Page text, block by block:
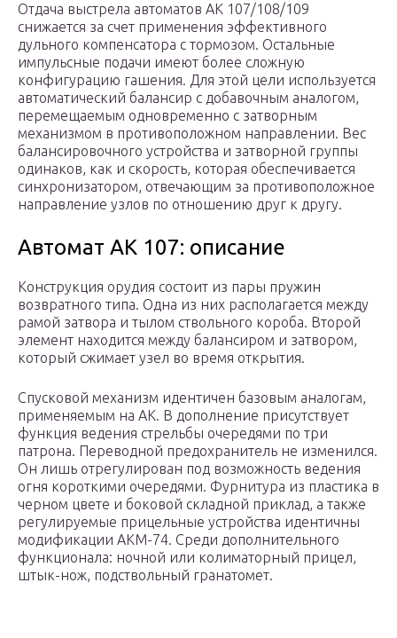
Отдача выстрела автоматов АК 107/108/109
снижается за счет применения эффективного
дульного компенсатора с тормозом. Остальные
импульсные подачи имеют более сложную
конфигурацию гашения. Для этой цели используется
автоматический балансир с добавочным аналогом,
перемещаемым одновременно с затворным
механизмом в противоположном направлении. Вес
балансировочного устройства и затворной группы
одинаков, как и скорость, которая обеспечивается
синхронизатором, отвечающим за противоположное
направление узлов по отношению друг к другу.
Автомат АК 107: описание
Конструкция орудия состоит из пары пружин
возвратного типа. Одна из них располагается между
рамой затвора и тылом ствольного короба. Второй
элемент находится между балансиром и затвором,
который сжимает узел во время открытия.
Спусковой механизм идентичен базовым аналогам,
применяемым на АК. В дополнение присутствует
функция ведения стрельбы очередями по три
патрона. Переводной предохранитель не изменился.
Он лишь отрегулирован под возможность ведения
огня короткими очередями. Фурнитура из пластика в
черном цвете и боковой складной приклад, а также
регулируемые прицельные устройства идентичны
модификации АКМ-74. Среди дополнительного
функционала: ночной или колиматорный прицел,
штык-нож, подствольный гранатомет.